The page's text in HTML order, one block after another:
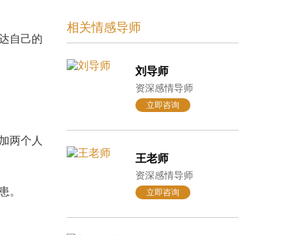
自己的
两个人
。
相关情感导师
刘导师
资深感情导师
立即咨询
王老师
资深感情导师
立即咨询